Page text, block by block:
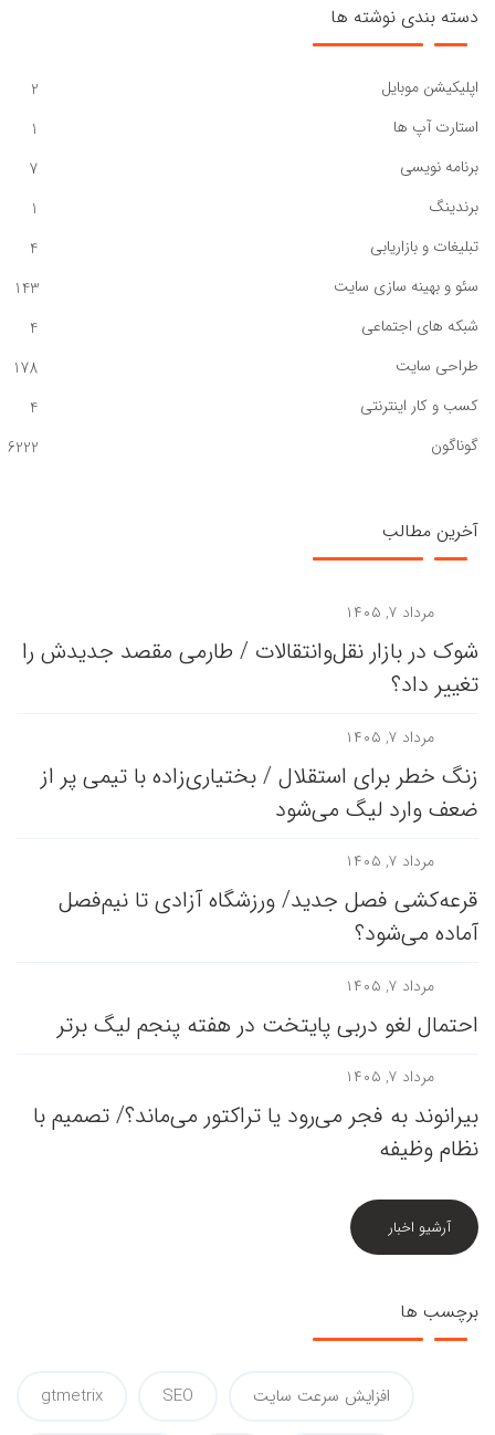
دسته بندی نوشته ها
2
اپلیکیشن موبایل
1
استارت آپ ها
7
برنامه نویسی
1
برندینگ
4
تبلیغات و بازاریابی
143
سئو و بهینه سازی سایت
4
شبکه های اجتماعی
178
طراحی سایت
4
کسب و کار اینترنتی
6222
گوناگون
آخرین مطالب
مرداد ۷, ۱۴۰۵
شوک در بازار نقل‌وانتقالات / طارمی مقصد جدیدش را
تغییر داد؟
مرداد ۷, ۱۴۰۵
زنگ خطر برای استقلال / بختیاری‌زاده با تیمی پر از
ضعف وارد لیگ می‌شود
مرداد ۷, ۱۴۰۵
قرعه‎‌کشی فصل جدید/ ورزشگاه آزادی تا نیم‌فصل
آماده می‌شود؟
مرداد ۷, ۱۴۰۵
احتمال لغو دربی پایتخت در هفته پنجم لیگ برتر
مرداد ۷, ۱۴۰۵
بیرانوند به فجر می‌رود یا تراکتور می‌ماند؟/ تصمیم با
نظام وظیفه
آرشیو اخبار
برچسب ها
gtmetrix SEO افزایش سرعت سایت